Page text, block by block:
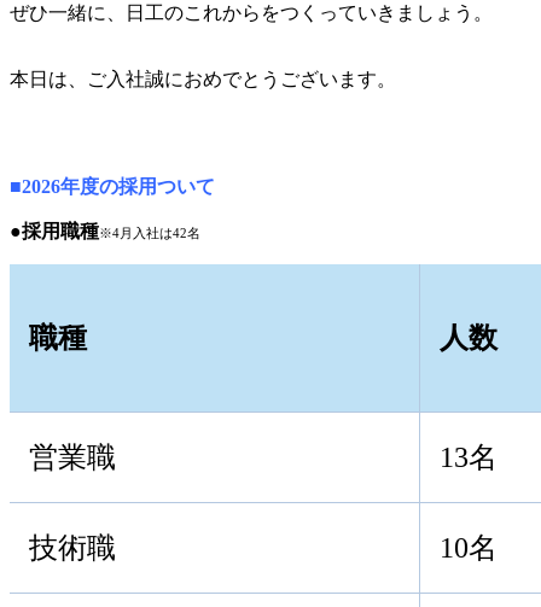
ぜひ一緒に、日工のこれからをつくっていきましょう。
本日は、ご入社誠におめでとうございます。
■2026年度の採用ついて
●採用職種※4月入社は42名
職種 人数
営業職 13名
技術職 10名